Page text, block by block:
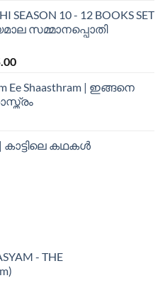
SEASON 10 - 12 BOOKS SET
സമ്മാനപ്പൊതി
Ee Shaasthram | ഇങ്ങനെ
| കാട്ടിലെ കഥകള്‍
- THE